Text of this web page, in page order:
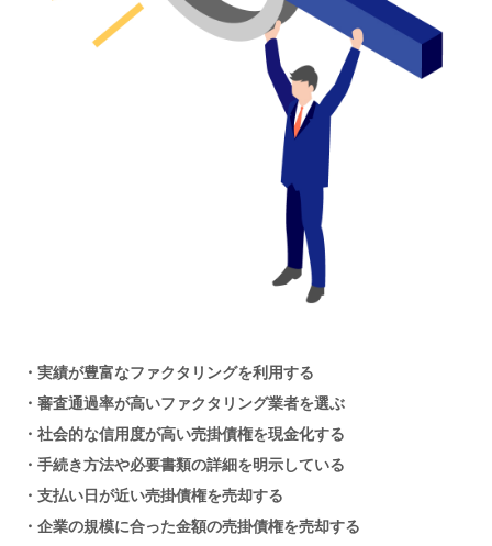
・実績が豊富なファクタリングを利用する
・審査通過率が高いファクタリング業者を選ぶ
・社会的な信用度が高い売掛債権を現金化する
・手続き方法や必要書類の詳細を明示している
・支払い日が近い売掛債権を売却する
・企業の規模に合った金額の売掛債権を売却する